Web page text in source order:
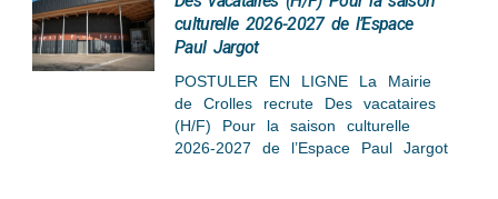
culturelle 2026-2027 de l’Espace
Paul Jargot
POSTULER EN LIGNE La Mairie
de Crolles recrute Des vacataires
(H/F) Pour la saison culturelle
2026-2027 de l’Espace Paul Jargot